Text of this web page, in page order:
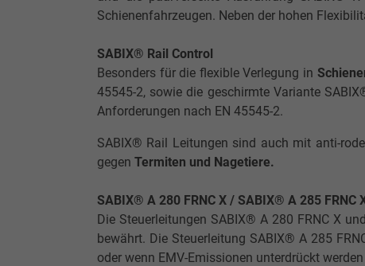
Schienenfahrzeugen. Neben der hohen
SABIX® Rail Control
Besonders für die flexible Verlegung in
45545-2, sowie die geschirmte Variante
Anforderungen nach EN 45545-2.
SABIX® Rail Leitungen sind auch mit anti-
gegen Termiten und Nagetiere.
SABIX® A 280 FRNC X / SABIX® A 285 FRNC
Die Steuerleitungen SABIX® A 280 FRNC X
bewährt. Die Steuerleitung SABIX® A 285
oder wenn EMV-Emissionen unterdrückt